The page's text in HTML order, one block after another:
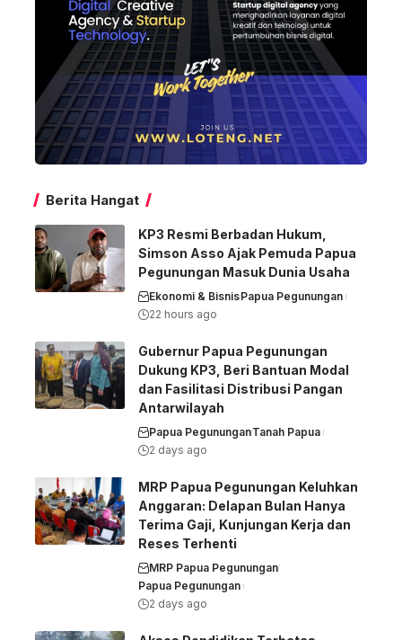
Berita Hangat
KP3 Resmi Berbadan Hukum,
Simson Asso Ajak Pemuda Papua
Pegunungan Masuk Dunia Usaha
Ekonomi & BisnisPapua Pegunungan
22 hours ago
Gubernur Papua Pegunungan
Dukung KP3, Beri Bantuan Modal
dan Fasilitasi Distribusi Pangan
Antarwilayah
Papua PegununganTanah Papua
2 days ago
MRP Papua Pegunungan Keluhkan
Anggaran: Delapan Bulan Hanya
Terima Gaji, Kunjungan Kerja dan
Reses Terhenti
MRP Papua Pegunungan
Papua Pegunungan
2 days ago